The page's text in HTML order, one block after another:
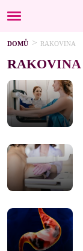
DOMŮ RAKOVINA
RAKOVINA